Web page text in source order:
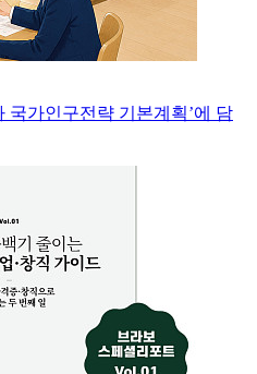
국가인구전략 기본계획’에 담